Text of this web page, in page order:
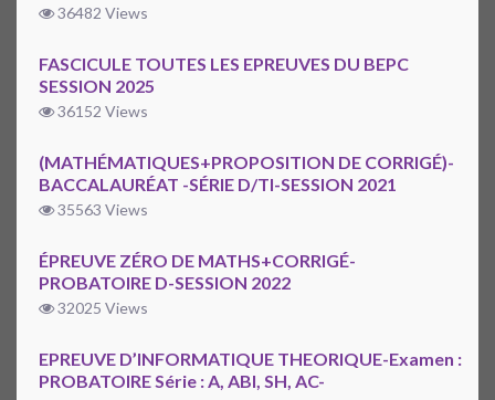
36482 Views
FASCICULE TOUTES LES EPREUVES DU BEPC
SESSION 2025
36152 Views
(MATHÉMATIQUES+PROPOSITION DE CORRIGÉ)-
BACCALAURÉAT -SÉRIE D/TI-SESSION 2021
35563 Views
ÉPREUVE ZÉRO DE MATHS+CORRIGÉ-
PROBATOIRE D-SESSION 2022
32025 Views
EPREUVE D’INFORMATIQUE THEORIQUE-Examen :
PROBATOIRE Série : A, ABI, SH, AC-